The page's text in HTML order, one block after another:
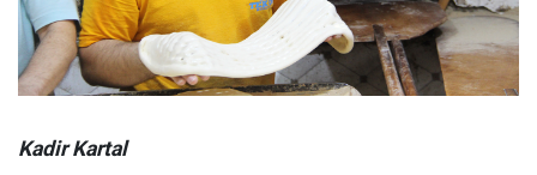
Kadir Kartal